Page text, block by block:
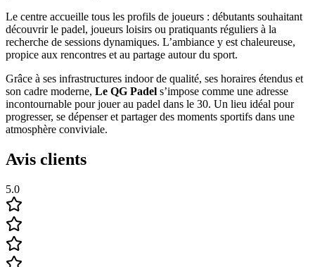
Le centre accueille tous les profils de joueurs : débutants souhaitant
découvrir le padel, joueurs loisirs ou pratiquants réguliers à la
recherche de sessions dynamiques. L’ambiance y est chaleureuse,
propice aux rencontres et au partage autour du sport.
Grâce à ses infrastructures indoor de qualité, ses horaires étendus et
son cadre moderne, Le QG Padel s’impose comme une adresse
incontournable pour jouer au padel dans le 30. Un lieu idéal pour
progresser, se dépenser et partager des moments sportifs dans une
atmosphère conviviale.
Avis clients
5.0